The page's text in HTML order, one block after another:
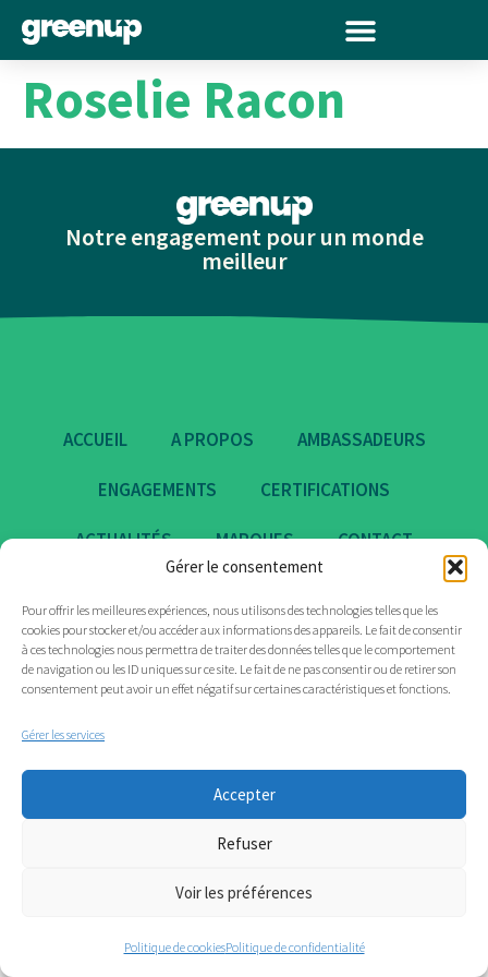
Gérer le consentement
Pour offrir les meilleures expériences, nous utilisons des technologies telles que les
cookies pour stocker et/ou accéder aux informations des appareils. Le fait de consentir
à ces technologies nous permettra de traiter des données telles que le comportement
de navigation ou les ID uniques sur ce site. Le fait de ne pas consentir ou de retirer son
consentement peut avoir un effet négatif sur certaines caractéristiques et fonctions.
Gérer les services
Accepter
Refuser
Voir les préférences
Politique de cookiesPolitique de confidentialité
Roselie Racon
Notre engagement pour un monde
meilleur
ACCUEIL A PROPOS AMBASSADEURS
ENGAGEMENTS CERTIFICATIONS
ACTUALITÉS MARQUES CONTACT